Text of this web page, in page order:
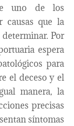
uno de los
causas que la
Por
espera
para
el deceso y el
manera, la
precisas
síntomas